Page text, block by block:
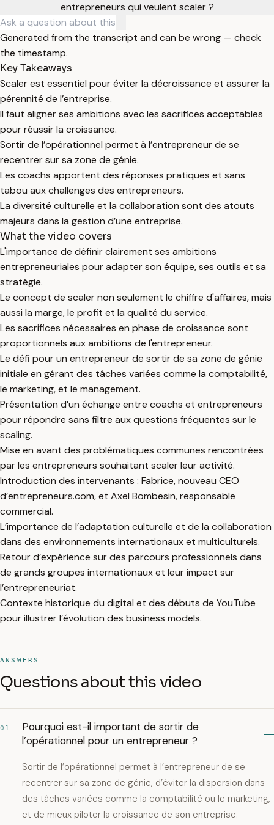
entrepreneurs qui veulent scaler ?
Generated from the transcript and can be wrong — check
the timestamp.
Key Takeaways
Scaler est essentiel pour éviter la décroissance et assurer la
pérennité de l’entreprise.
Il faut aligner ses ambitions avec les sacrifices acceptables
pour réussir la croissance.
Sortir de l’opérationnel permet à l’entrepreneur de se
recentrer sur sa zone de génie.
Les coachs apportent des réponses pratiques et sans
tabou aux challenges des entrepreneurs.
La diversité culturelle et la collaboration sont des atouts
majeurs dans la gestion d’une entreprise.
What the video covers
L'importance de définir clairement ses ambitions
entrepreneuriales pour adapter son équipe, ses outils et sa
stratégie.
Le concept de scaler non seulement le chiffre d'affaires, mais
aussi la marge, le profit et la qualité du service.
Les sacrifices nécessaires en phase de croissance sont
proportionnels aux ambitions de l'entrepreneur.
Le défi pour un entrepreneur de sortir de sa zone de génie
initiale en gérant des tâches variées comme la comptabilité,
le marketing, et le management.
Présentation d’un échange entre coachs et entrepreneurs
pour répondre sans filtre aux questions fréquentes sur le
scaling.
Mise en avant des problématiques communes rencontrées
par les entrepreneurs souhaitant scaler leur activité.
Introduction des intervenants : Fabrice, nouveau CEO
d’entrepreneurs.com, et Axel Bombesin, responsable
commercial.
L’importance de l’adaptation culturelle et de la collaboration
dans des environnements internationaux et multiculturels.
Retour d’expérience sur des parcours professionnels dans
de grands groupes internationaux et leur impact sur
l’entrepreneuriat.
Contexte historique du digital et des débuts de YouTube
pour illustrer l’évolution des business models.
ANSWERS
Questions about this video
01
Pourquoi est-il important de sortir de
l’opérationnel pour un entrepreneur ?
Sortir de l’opérationnel permet à l’entrepreneur de se
recentrer sur sa zone de génie, d’éviter la dispersion dans
des tâches variées comme la comptabilité ou le marketing,
et de mieux piloter la croissance de son entreprise.